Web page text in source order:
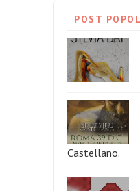
POST
Castellano.